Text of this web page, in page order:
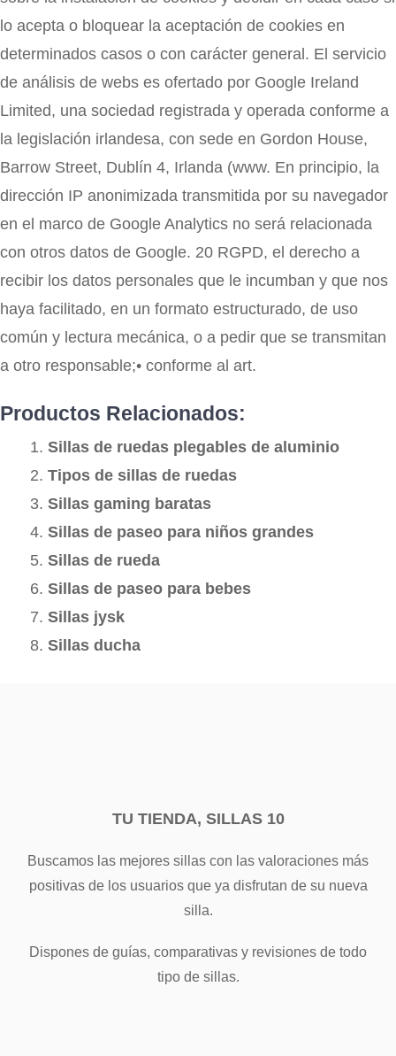
lo acepta o bloquear la aceptación de cookies en
determinados casos o con carácter general. El servicio
de análisis de webs es ofertado por Google Ireland
Limited, una sociedad registrada y operada conforme a
la legislación irlandesa, con sede en Gordon House,
Barrow Street, Dublín 4, Irlanda (www. En principio, la
dirección IP anonimizada transmitida por su navegador
en el marco de Google Analytics no será relacionada
con otros datos de Google. 20 RGPD, el derecho a
recibir los datos personales que le incumban y que nos
haya facilitado, en un formato estructurado, de uso
común y lectura mecánica, o a pedir que se transmitan
a otro responsable;• conforme al art.
Productos Relacionados:
Sillas de ruedas plegables de aluminio
Tipos de sillas de ruedas
Sillas gaming baratas
Sillas de paseo para niños grandes
Sillas de rueda
Sillas de paseo para bebes
Sillas jysk
Sillas ducha
TU TIENDA, SILLAS 10
Buscamos las mejores sillas con las valoraciones más
positivas de los usuarios que ya disfrutan de su nueva
silla.
Dispones de guías, comparativas y revisiones de todo
tipo de sillas.